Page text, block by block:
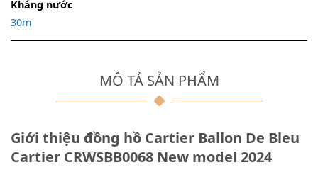
MÔ TẢ SẢN PHẨM
Giới thiệu đồng hồ Cartier Ballon De Bleu
Cartier CRWSBB0068 New model 2024
Kháng nước
30m